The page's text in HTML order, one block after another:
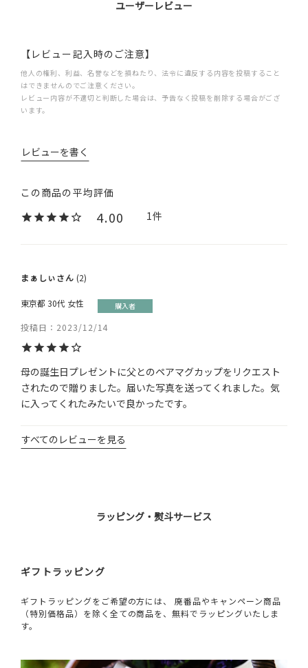
ユーザーレビュー
【レビュー記入時のご注意】
他人の権利、利益、名誉などを損ねたり、法令に違反する内容を投稿すること
はできませんのでご注意ください。
レビュー内容が不適切と判断した場合は、予告なく投稿を削除する場合がござ
います。
4.00 1
まぁしぃ 2
購入者
東京都 30代 女性
投稿日 2023/12/14
母の誕生日プレゼントに父とのペアマグカップをリクエスト
されたので贈りました。届いた写真を送ってくれました。気
に入ってくれたみたいで良かったです。
すべてのレビューを見る
レビューを書く
ラッピング・熨斗サービス
ギフトラッピング
ギフトラッピングをご希望の方には、 廃番品やキャンペーン商品
（特別価格品）を除く全ての商品を、無料でラッピングいたしま
す。